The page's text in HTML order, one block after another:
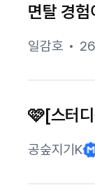
면탈 경
일감호
🩷[스터
공숲지기K